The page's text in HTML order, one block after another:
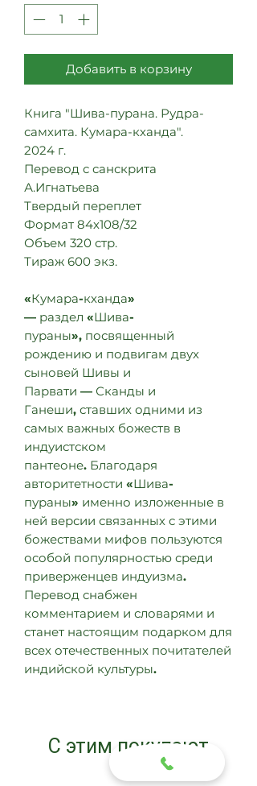
Добавить в корзину
Книга "Шива-пурана. Рудра-
самхита. Кумара-кханда".
2024 г.
Перевод с санскрита
А.Игнатьева
Твердый переплет
Формат 84х108/32
Объем 320 стр.
Тираж 600 экз.
«Кумара-кханда»
— раздел «Шива-
пураны», посвященный
рождению и подвигам двух
сыновей Шивы и
Парвати — Сканды и
Ганеши, ставших одними из
самых важных божеств в
индуистском
пантеоне. Благодаря
авторитетности «Шива-
пураны» именно изложенные в
ней версии связанных с этими
божествами мифов пользуются
особой популярностью среди
приверженцев индуизма.
Перевод снабжен
комментарием и словарями и
станет настоящим подарком для
всех отечественных почитателей
индийской культуры.
С этим покупают